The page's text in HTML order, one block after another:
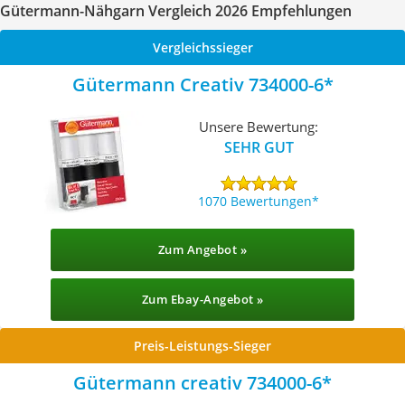
Gütermann-Nähgarn Vergleich 2026 Empfehlungen
Vergleichssieger
Gütermann Creativ 734000-6
Unsere Bewertung:
SEHR GUT
1070 Bewertungen
Zum Angebot »
Zum Ebay-Angebot »
Preis-Leistungs-Sieger
Gütermann creativ 734000-6